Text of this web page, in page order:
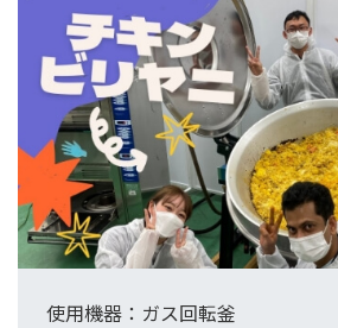
使用機器：ガス回転釜​